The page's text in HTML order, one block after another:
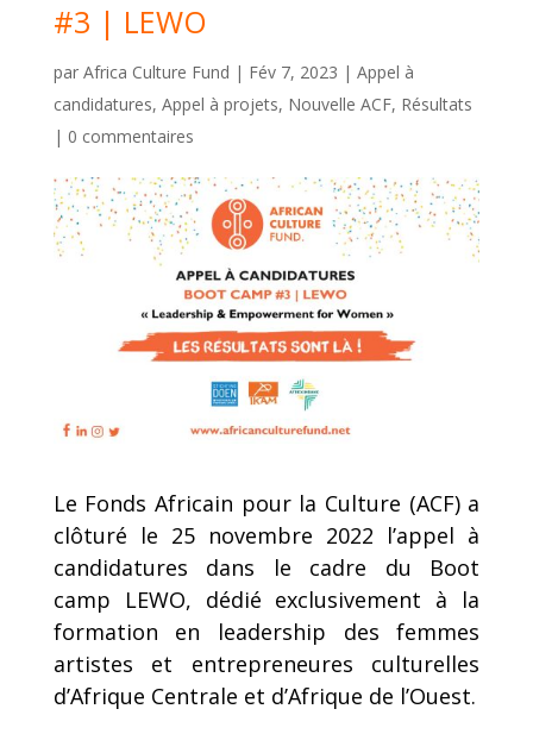
#3 | LEWO
par Africa Culture Fund | Fév 7, 2023 | Appel à
candidatures, Appel à projets, Nouvelle ACF, Résultats
| 0 commentaires
Le Fonds Africain pour la Culture (ACF) a
clôturé le 25 novembre 2022 l’appel à
candidatures dans le cadre du Boot
camp LEWO, dédié exclusivement à la
formation en leadership des femmes
artistes et entrepreneures culturelles
d’Afrique Centrale et d’Afrique de l’Ouest.